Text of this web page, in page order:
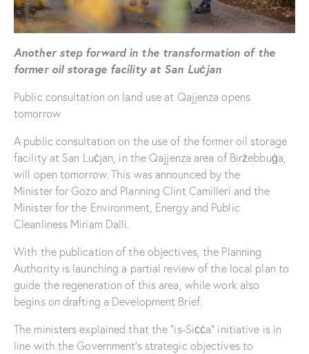
Another step forward in the transformation of the
former oil storage facility at San Luċjan
Public consultation on land use at Qajjenza opens
tomorrow
A public consultation on the use of the former oil storage
facility at San Luċjan, in the Qajjenza area of Birżebbuġa,
will open tomorrow. This was announced by the
Minister for Gozo and Planning Clint Camilleri and the
Minister for the Environment, Energy and Public
Cleanliness Miriam Dalli.
With the publication of the objectives, the Planning
Authority is launching a partial review of the local plan to
guide the regeneration of this area, while work also
begins on drafting a Development Brief.
The ministers explained that the “is-Siċċa” initiative is in
line with the Government’s strategic objectives to